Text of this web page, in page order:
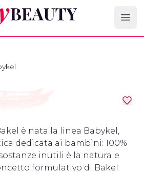
è nata la linea Babykel,
dedicata ai bambini: 100%
inutili è la naturale
formulativo di Bakel.